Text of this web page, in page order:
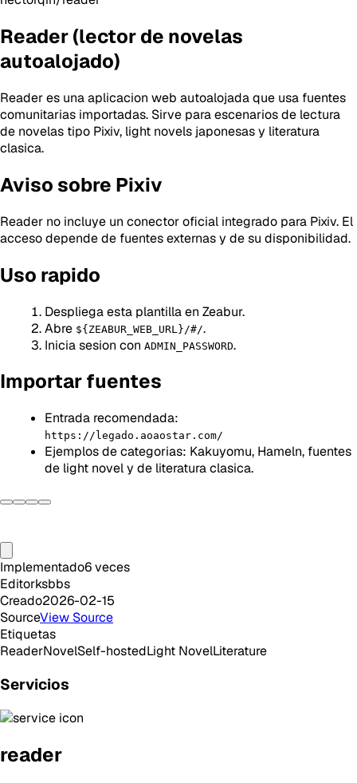
Reader (lector de novelas
autoalojado)
Reader es una aplicacion web autoalojada que usa fuentes
comunitarias importadas. Sirve para escenarios de lectura
de novelas tipo Pixiv, light novels japonesas y literatura
clasica.
Aviso sobre Pixiv
Reader no incluye un conector oficial integrado para Pixiv. El
acceso depende de fuentes externas y de su disponibilidad.
Uso rapido
Despliega esta plantilla en Zeabur.
Abre ${ZEABUR_WEB_URL}/#/.
Inicia sesion con ADMIN_PASSWORD.
Importar fuentes
Entrada recomendada:
https://legado.aoaostar.com/
Ejemplos de categorias: Kakuyomu, Hameln, fuentes
de light novel y de literatura clasica.
Implementado6veces
Editorksbbs
Creado2026-02-15
SourceView Source
Etiquetas
ReaderNovelSelf-hostedLight NovelLiterature
Servicios
reader